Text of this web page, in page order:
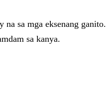
sa mga eksenang ganito.
sa kanya.